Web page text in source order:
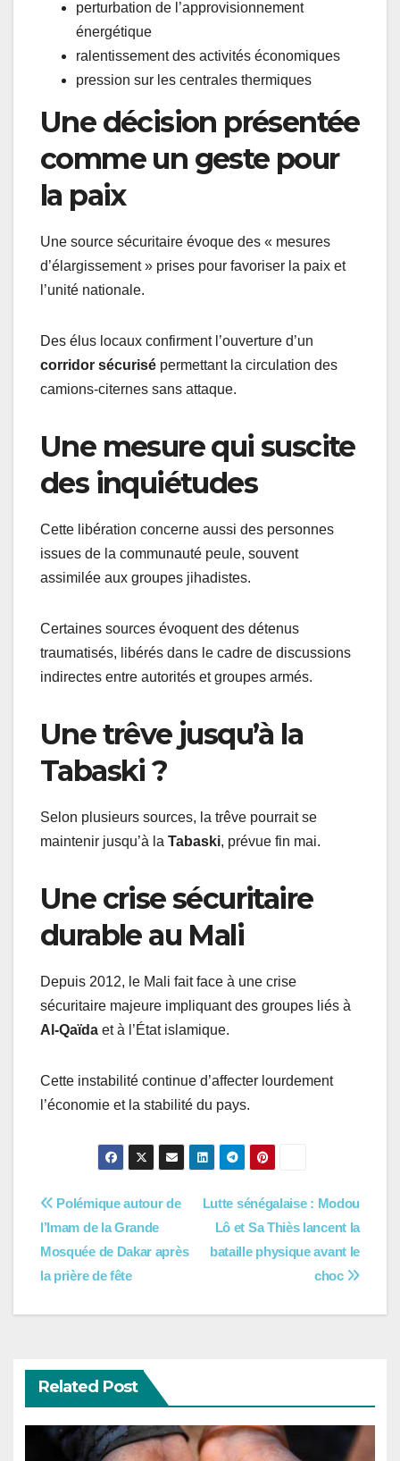
perturbation de l’approvisionnement
énergétique
ralentissement des activités économiques
pression sur les centrales thermiques
Une décision présentée
comme un geste pour
la paix
Une source sécuritaire évoque des « mesures
d’élargissement » prises pour favoriser la paix et
l’unité nationale.
Des élus locaux confirment l’ouverture d’un
corridor sécurisé permettant la circulation des
camions-citernes sans attaque.
Une mesure qui suscite
des inquiétudes
Cette libération concerne aussi des personnes
issues de la communauté peule, souvent
assimilée aux groupes jihadistes.
Certaines sources évoquent des détenus
traumatisés, libérés dans le cadre de discussions
indirectes entre autorités et groupes armés.
Une trêve jusqu’à la
Tabaski ?
Selon plusieurs sources, la trêve pourrait se
maintenir jusqu’à la Tabaski, prévue fin mai.
Une crise sécuritaire
durable au Mali
Depuis 2012, le Mali fait face à une crise
sécuritaire majeure impliquant des groupes liés à
Al-Qaïda et à l’État islamique.
Cette instabilité continue d’affecter lourdement
l’économie et la stabilité du pays.
Navigation
de
l’article
Lutte sénégalaise : Modou
Lô et Sa Thiès lancent la
bataille physique avant le
choc
Polémique autour de
l’Imam de la Grande
Mosquée de Dakar après
la prière de fête
Related Post